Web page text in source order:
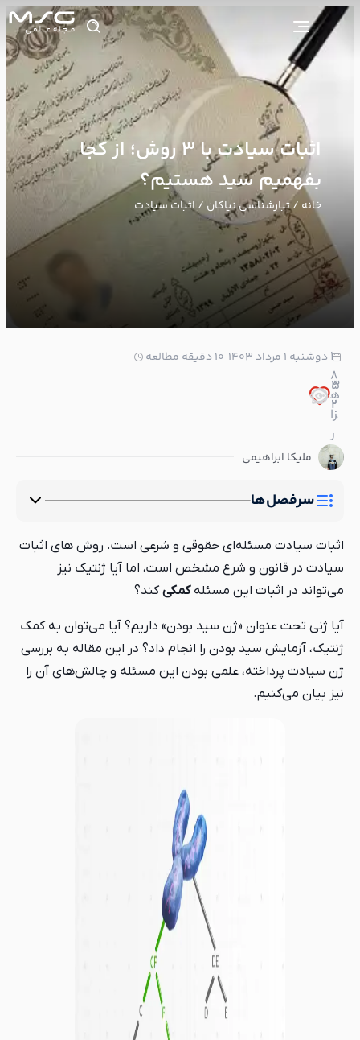
اثبات سیادت با 3 روش؛ از کجا
بفهمیم سید هستیم؟
خانه /تبارشناسی نیاکان / اثبات سیادت
دوشنبه ۱ مرداد ۱۴۰۳ 10 دقیقه مطالعه
5
2
3
2
1
8
ه
زا
ر
ملیکا ابراهیمی
سرفصل‌ها
اثبات سیادت مسئله‌ای حقوقی و شرعی است. روش های اثبات
سیادت در قانون و شرع مشخص است، اما آیا ژنتیک نیز
می‌تواند در اثبات این مسئلهکمکیکند؟
آیا ژنی تحت عنوان «ژن سید بودن» داریم؟ آیا می‌توان به کمک
ژنتیک، آزمایش سید بودن را انجام داد؟ در این مقاله به بررسی
ژن سیادت پرداخته، علمی بودن این مسئله و چالش‌های آن را
نیز بیان می‌کنیم.